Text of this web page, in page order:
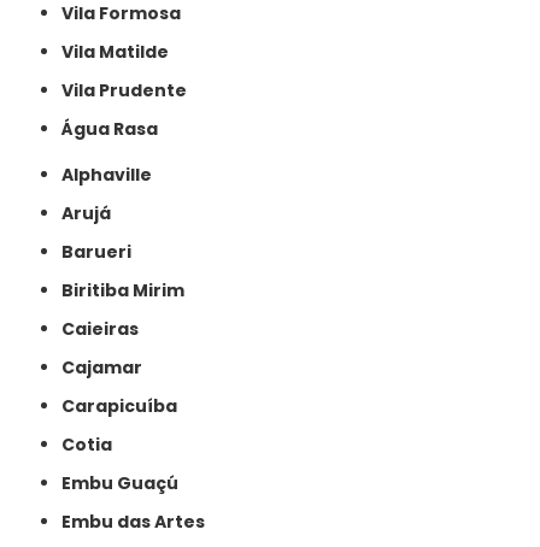
Vila Formosa
Vila Matilde
Vila Prudente
Água Rasa
Alphaville
Arujá
Barueri
Biritiba Mirim
Caieiras
Cajamar
Carapicuíba
Cotia
Embu Guaçú
Embu das Artes